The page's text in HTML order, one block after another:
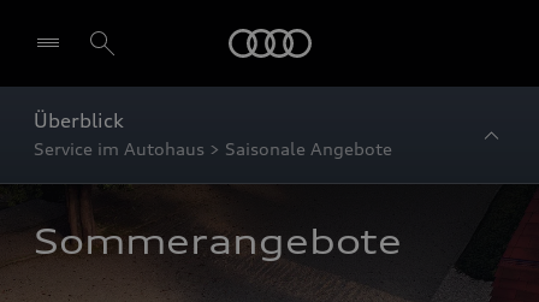
Überblick
Service im Autohaus > Saisonale Angebote
Sommerangebote